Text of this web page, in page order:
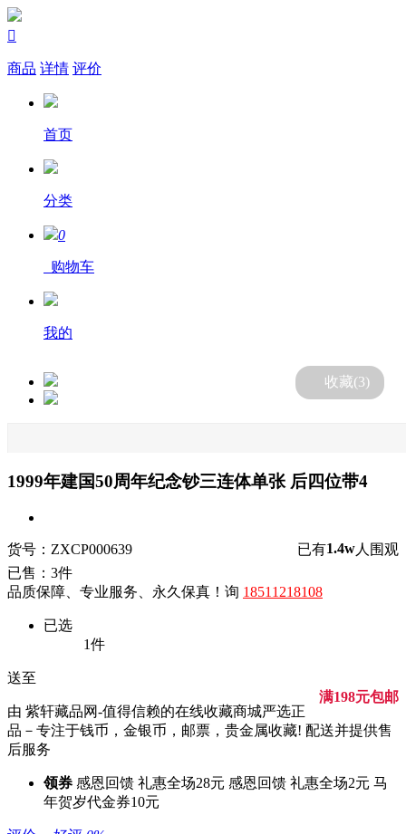

商品 详情 评价
首页
分类
0
购物车
我的
收藏(3)
1999年建国50周年纪念钞三连体单张 后四位带4
货号：ZXCP000639 已有1.4w人围观
已售：3件
品质保障、专业服务、永久保真！询 18511218108
已选
1件
送至
满198元包邮
由 紫轩藏品网-值得信赖的在线收藏商城严选正
品－专注于钱币，金银币，邮票，贵金属收藏! 配送并提供售
后服务
领券 感恩回馈 礼惠全场28元 感恩回馈 礼惠全场2元 马
年贺岁代金券10元